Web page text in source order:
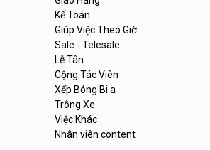
Kế Toán
Giúp Việc Theo Giờ
Sale - Telesale
Lễ Tân
Cộng Tác Viên
Xếp Bóng Bi a
Trông Xe
Việc Khác
Nhân viên content